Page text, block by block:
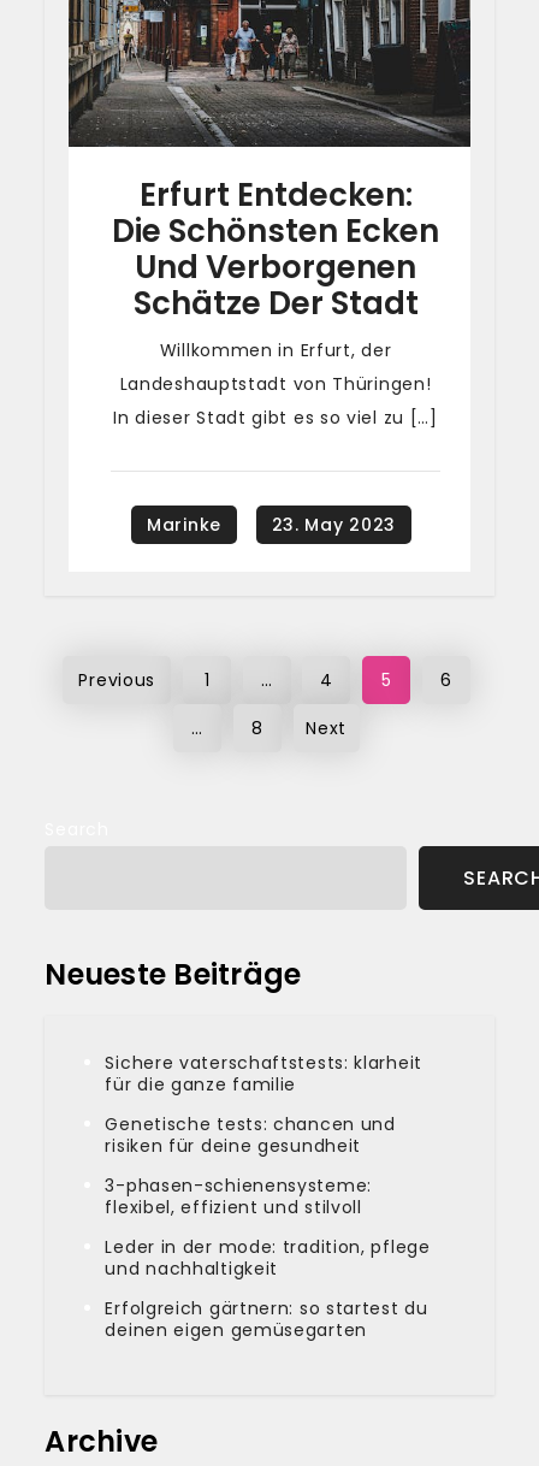
Erfurt Entdecken:
Die Schönsten Ecken
Und Verborgenen
Schätze Der Stadt
Willkommen in Erfurt, der
Landeshauptstadt von Thüringen!
In dieser Stadt gibt es so viel zu […]
Posts
pagination
Previous 1 … 4 5
6
…
8 Next
Neueste Beiträge
Sichere vaterschaftstests: klarheit
für die ganze familie
Genetische tests: chancen und
risiken für deine gesundheit
3-phasen-schienensysteme:
flexibel, effizient und stilvoll
Leder in der mode: tradition, pflege
und nachhaltigkeit
Erfolgreich gärtnern: so startest du
deinen eigen gemüsegarten
Archive